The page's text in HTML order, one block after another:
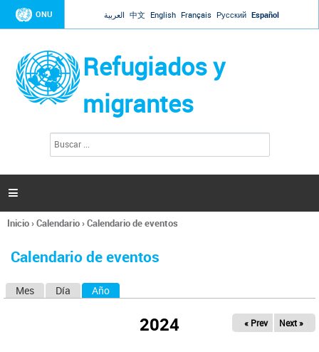
Jump to navigation
ONU العربية 中文 English Français Русский Español
Refugiados y
migrantes
l
s

Se
usted
Inicio›Calendario›Calendario de eventos
Calendario de eventos
Mes Día Año
2024 « Prev Next »